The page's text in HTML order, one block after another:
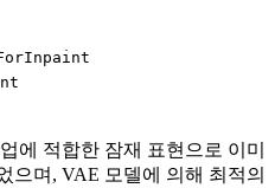
에 적합한 잠재 표현으로 이미
으며, VAE 모델에 의해 최적의